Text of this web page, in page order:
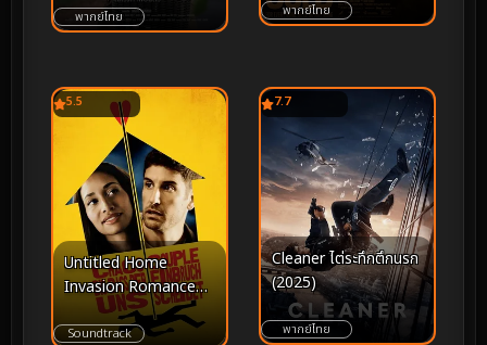
พากย์ไทย พากย์ไทย
5.5
Untitled Home
Invasion Romance
(2025)
Soundtrack
7.7
Cleaner ไต่ระทึกตึกนรก
(2025)
พากย์ไทย